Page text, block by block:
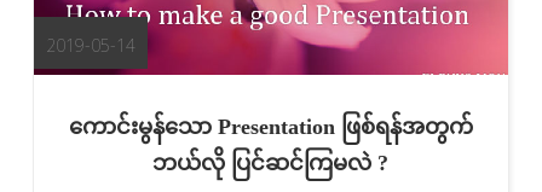
2019-05-14
ကောင်းမွန်သော Presentation ဖြစ်ရန်အတွက်
ဘယ်လို ပြင်ဆင်ကြမလဲ ?